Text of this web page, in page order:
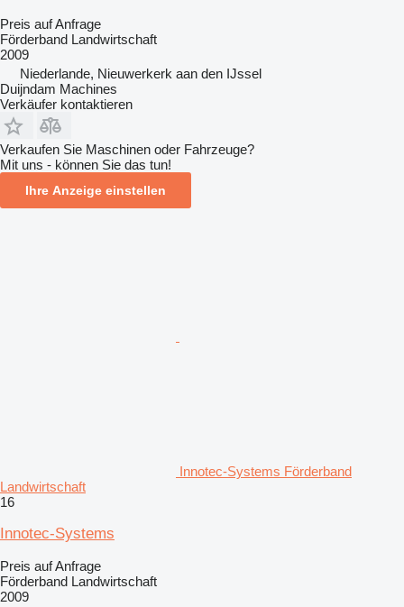
Preis auf Anfrage
Förderband Landwirtschaft
2009
Niederlande, Nieuwerkerk aan den IJssel
Duijndam Machines
Verkäufer kontaktieren
Verkaufen Sie Maschinen oder Fahrzeuge?
Mit uns - können Sie das tun!
Ihre Anzeige einstellen
Innotec-Systems Förderband
Landwirtschaft
16
Innotec-Systems
Preis auf Anfrage
Förderband Landwirtschaft
2009